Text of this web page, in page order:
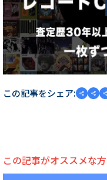
この記事をシェア:
この記事がオススメな方